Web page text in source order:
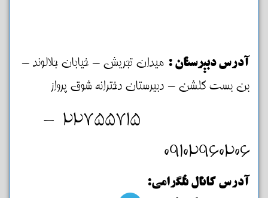
آدرس دبیرستان : میدان تجریش - خیابان جلالوند -
بن بست گلشن - دبیرستان دخترانه شوق پرواز
22755715 -
09102960206
آدرس کانال تلگرامی: